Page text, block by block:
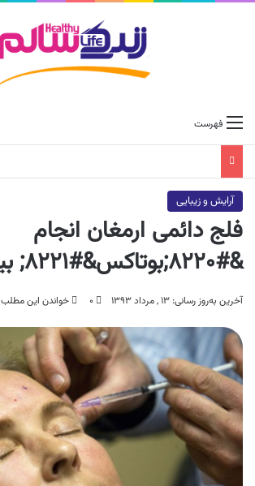
فهرست
آرایش و زیبایی
فلج دائمی ارمغان انجام
&#۸۲۲۰;بوتاکس&#۸۲۲۱; بیش از حد
آخرین به‌روز رسانی: ۱۳ , مرداد ۱۳۹۳ ۰ خواندن این مطلب 1 دقیقه زمان میبرد